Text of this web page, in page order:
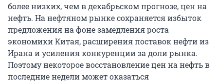
более низких, чем в декабрьском прогнозе, цен на
нефть. На нефтяном рынке сохраняется избыток
предложения на фоне замедления роста
экономики Китая, расширения поставок нефти из
Ирана и усиления конкуренции за доли рынка.
Поэтому некоторое восстановление цен на нефть в
последние недели может оказаться